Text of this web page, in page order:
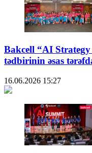
Bakcell “AI
tədbirinin əsas
16.06.2026 15:27